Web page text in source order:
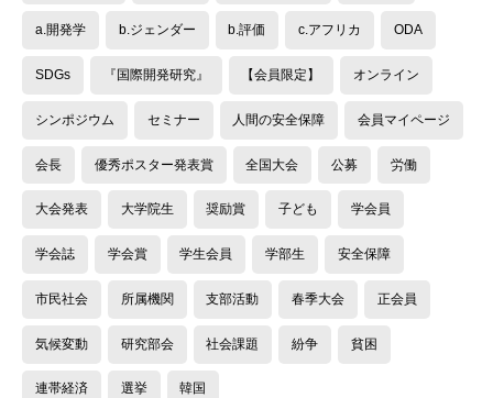
a.開発学 b.ジェンダー b.評価 c.アフリカ ODA
SDGs 『国際開発研究』 【会員限定】 オンライン
シンポジウム セミナー 人間の安全保障 会員マイページ
会長 優秀ポスター発表賞 全国大会 公募 労働
大会発表 大学院生 奨励賞 子ども 学会員
学会誌 学会賞 学生会員 学部生 安全保障
市民社会 所属機関 支部活動 春季大会 正会員
気候変動 研究部会 社会課題 紛争 貧困
連帯経済 選挙 韓国